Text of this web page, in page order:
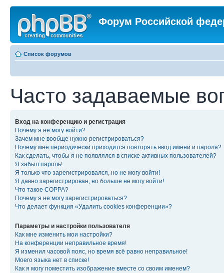
Форум Российской
Список форумов
Часто задаваемые
Вход на конференцию и регистрация
Почему я не могу войти?
Зачем мне вообще нужно регистрироваться?
Почему мне периодически приходится повторять ввод имени и пароля?
Как сделать, чтобы я не появлялся в списке активных пользователей?
Я забыл пароль!
Я только что зарегистрировался, но не могу войти!
Я давно зарегистрирован, но больше не могу войти!
Что такое COPPA?
Почему я не могу зарегистрироваться?
Что делает функция «Удалить cookies конференции»?
Параметры и настройки пользователя
Как мне изменить мои настройки?
На конференции неправильное время!
Я изменил часовой пояс, но время всё равно неправильное!
Моего языка нет в списке!
Как я могу поместить изображение вместе со своим именем?